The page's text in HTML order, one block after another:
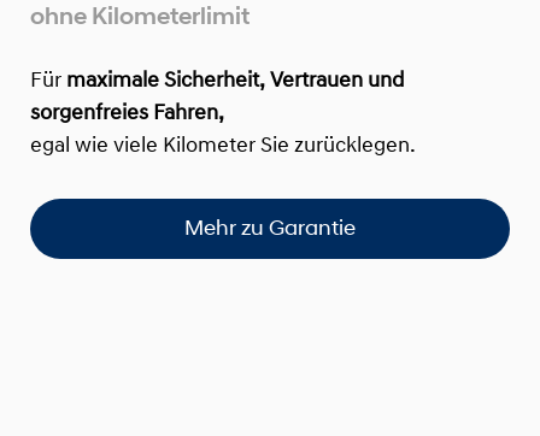
ohne Kilometerlimit
Für maximale Sicherheit, Vertrauen und
sorgenfreies Fahren,
egal wie viele Kilometer Sie zurücklegen.
Mehr zu Garantie